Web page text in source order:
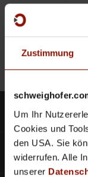
Zustimmung
Um Ihr
Cookies und
den USA. Sie
widerrufen. Alle
unserer
Produkte